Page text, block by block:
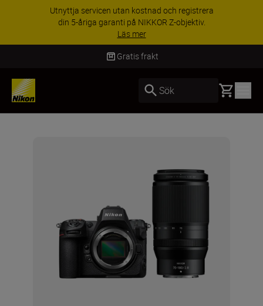
Utnyttja servicen utan kostnad och registrera
din 5-åriga garanti på NIKKOR Z-objektiv.
Läs mer
Gratis frakt
Sök Basket